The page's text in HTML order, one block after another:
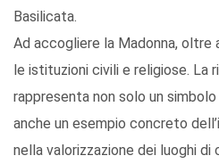
Basilicata.
Ad accogliere la Madonna, oltre
le istituzioni civili e religiose. La
rappresenta non solo un
anche un esempio concreto
nella valorizzazione dei luoghi